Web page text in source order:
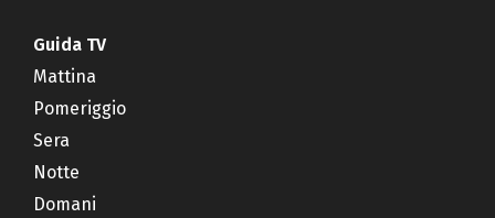
Guida TV
Mattina
Pomeriggio
Sera
Notte
Domani